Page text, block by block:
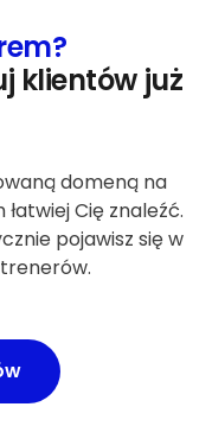
klientów już
domeną na
Cię znaleźć.
pojawisz się w